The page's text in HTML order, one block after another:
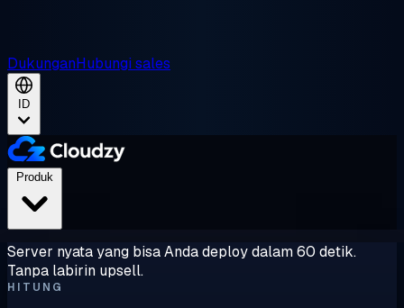
DukunganHubungi sales
ID
Server nyata yang bisa Anda deploy dalam 60 detik.
Tanpa labirin upsell.
HITUNG